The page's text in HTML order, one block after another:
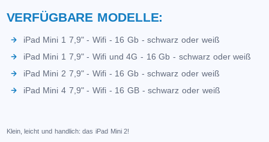
VERFÜGBARE MODELLE:
iPad Mini 1 7,9" - Wifi - 16 Gb - schwarz oder weiß
iPad Mini 1 7,9" - Wifi und 4G - 16 Gb - schwarz oder weiß
iPad Mini 2 7,9" - Wifi - 16 Gb - schwarz oder weiß
iPad Mini 4 7,9" - Wifi - 16 GB - schwarz oder weiß
Klein, leicht und handlich: das iPad Mini 2!